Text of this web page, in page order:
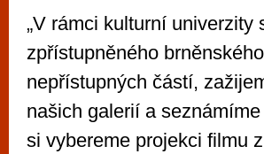
„V rámci kulturní
zpřístupněného
nepřístupných částí,
našich galerií a
si vybereme projekci filmu